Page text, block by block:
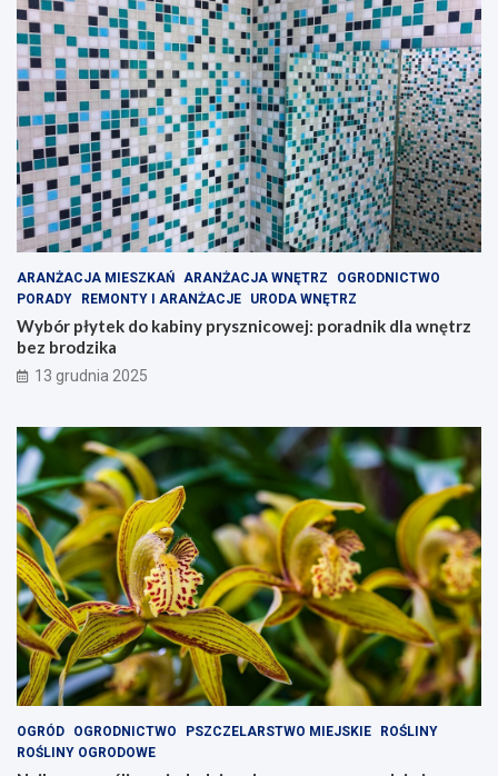
ARANŻACJA MIESZKAŃ ARANŻACJA WNĘTRZ
OGRODNICTWO
PORADY
REMONTY I ARANŻACJE URODA WNĘTRZ
Wybór płytek do kabiny prysznicowej: poradnik dla wnętrz
bez brodzika
13 grudnia 2025
OGRÓD OGRODNICTWO PSZCZELARSTWO MIEJSKIE
ROŚLINY
ROŚLINY OGRODOWE